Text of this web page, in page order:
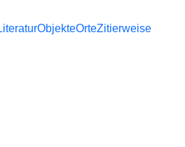
ObjekteOrteZitierweise